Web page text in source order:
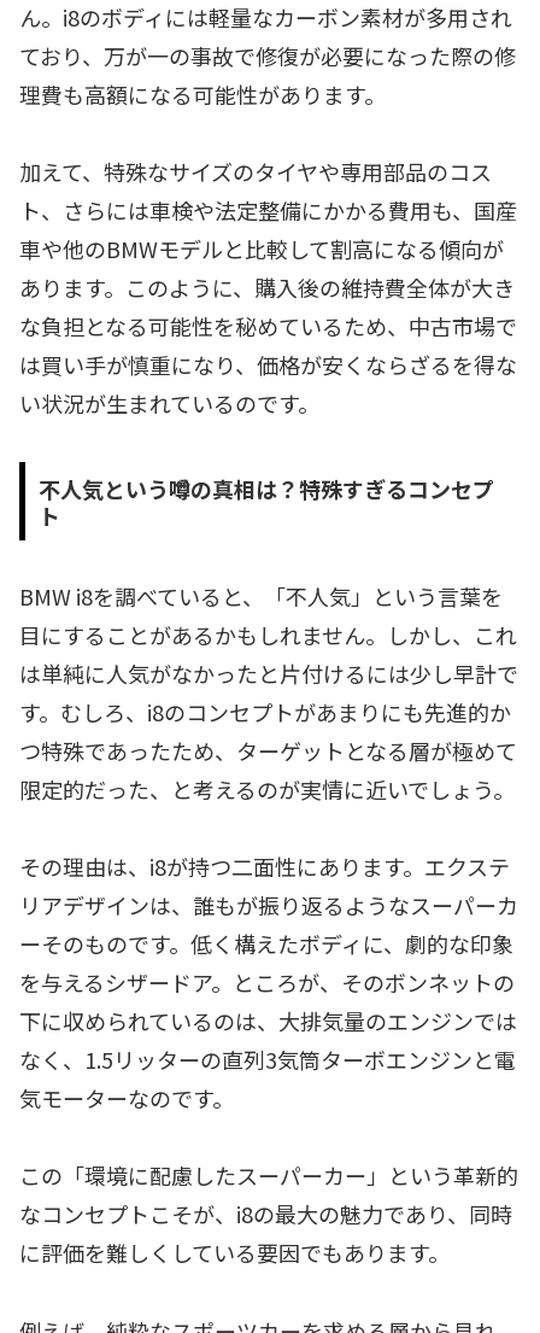
ん。i8のボディには軽量なカーボン素材が多用され
ており、万が一の事故で修復が必要になった際の修
理費も高額になる可能性があります。
加えて、特殊なサイズのタイヤや専用部品のコス
ト、さらには車検や法定整備にかかる費用も、国産
車や他のBMWモデルと比較して割高になる傾向が
あります。このように、購入後の維持費全体が大き
な負担となる可能性を秘めているため、中古市場で
は買い手が慎重になり、価格が安くならざるを得な
い状況が生まれているのです。
不人気という噂の真相は？特殊すぎるコンセプ
ト
BMW i8を調べていると、「不人気」という言葉を
目にすることがあるかもしれません。しかし、これ
は単純に人気がなかったと片付けるには少し早計で
す。むしろ、i8のコンセプトがあまりにも先進的か
つ特殊であったため、ターゲットとなる層が極めて
限定的だった、と考えるのが実情に近いでしょう。
その理由は、i8が持つ二面性にあります。エクステ
リアデザインは、誰もが振り返るようなスーパーカ
ーそのものです。低く構えたボディに、劇的な印象
を与えるシザードア。ところが、そのボンネットの
下に収められているのは、大排気量のエンジンでは
なく、1.5リッターの直列3気筒ターボエンジンと電
気モーターなのです。
この「環境に配慮したスーパーカー」という革新的
なコンセプトこそが、i8の最大の魅力であり、同時
に評価を難しくしている要因でもあります。